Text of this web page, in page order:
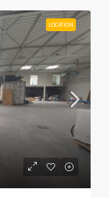
LOCATION